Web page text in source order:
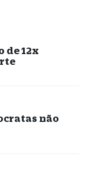
de 12x
não